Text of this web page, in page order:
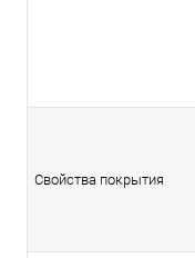
Свойства покрытия